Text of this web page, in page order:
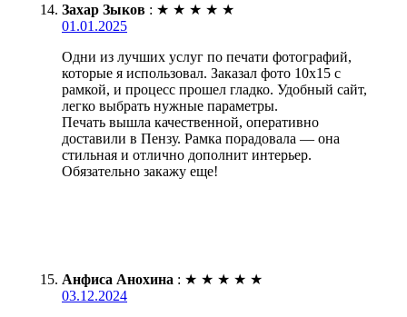
Захар Зыков : ★ ★ ★ ★ ★
01.01.2025
Одни из лучших услуг по печати фотографий,
которые я использовал. Заказал фото 10х15 с
рамкой, и процесс прошел гладко. Удобный сайт,
легко выбрать нужные параметры.
Печать вышла качественной, оперативно
доставили в Пензу. Рамка порадовала — она
стильная и отлично дополнит интерьер.
Обязательно закажу еще!
Анфиса Анохина : ★ ★ ★ ★ ★
03.12.2024